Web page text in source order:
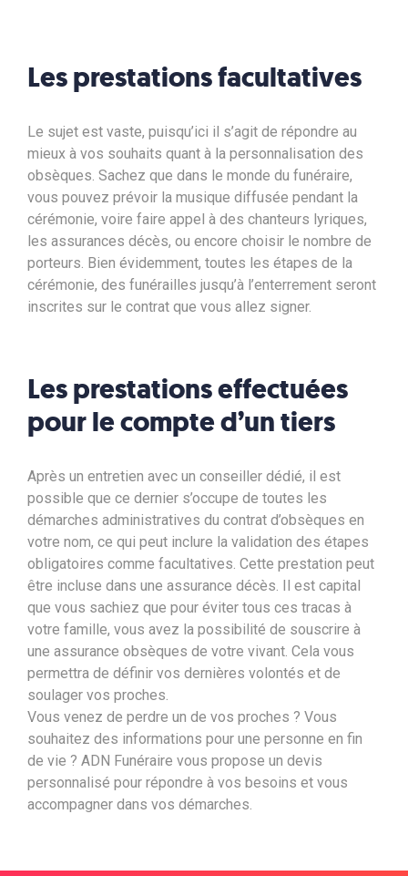
Les prestations facultatives
Le sujet est vaste, puisqu’ici il s’agit de répondre au
mieux à vos souhaits quant à la personnalisation des
obsèques. Sachez que dans le monde du funéraire,
vous pouvez prévoir la musique diffusée pendant la
cérémonie, voire faire appel à des chanteurs lyriques,
les assurances décès, ou encore choisir le nombre de
porteurs. Bien évidemment, toutes les étapes de la
cérémonie, des funérailles jusqu’à l’enterrement seront
inscrites sur le contrat que vous allez signer.
Les prestations effectuées
pour le compte d’un tiers
Après un entretien avec un conseiller dédié, il est
possible que ce dernier s’occupe de toutes les
démarches administratives du contrat d’obsèques en
votre nom, ce qui peut inclure la validation des étapes
obligatoires comme facultatives. Cette prestation peut
être incluse dans une assurance décès. Il est capital
que vous sachiez que pour éviter tous ces tracas à
votre famille, vous avez la possibilité de souscrire à
une assurance obsèques de votre vivant. Cela vous
permettra de définir vos dernières volontés et de
soulager vos proches.
Vous venez de perdre un de vos proches ? Vous
souhaitez des informations pour une personne en fin
de vie ? ADN Funéraire vous propose un devis
personnalisé pour répondre à vos besoins et vous
accompagner dans vos démarches.